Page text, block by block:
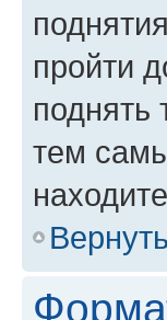
пройти
поднять
тем